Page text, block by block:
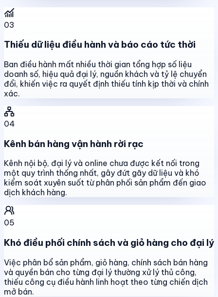
03
Thiếu dữ liệu điều hành và báo cáo tức thời
Ban điều hành mất nhiều thời gian tổng hợp số liệu
doanh số, hiệu quả đại lý, nguồn khách và tỷ lệ chuyển
đổi, khiến việc ra quyết định thiếu tính kịp thời và chính
xác.
04
Kênh bán hàng vận hành rời rạc
Kênh nội bộ, đại lý và online chưa được kết nối trong
một quy trình thống nhất, gây đứt gãy dữ liệu và khó
kiểm soát xuyên suốt từ phân phối sản phẩm đến giao
dịch khách hàng.
05
Khó điều phối chính sách và giỏ hàng cho đại lý
Việc phân bổ sản phẩm, giỏ hàng, chính sách bán hàng
và quyền bán cho từng đại lý thường xử lý thủ công,
thiếu công cụ điều hành linh hoạt theo từng chiến dịch
mở bán.